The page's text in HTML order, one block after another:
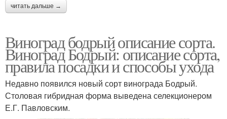
читать дальше →
Виноград бодрый описание сорта.
Виноград Бодрый: описание сорта,
правила посадки и способы ухода
Недавно появился новый сорт винограда Бодрый.
Столовая гибридная форма выведена селекционером
Е.Г. Павловским.